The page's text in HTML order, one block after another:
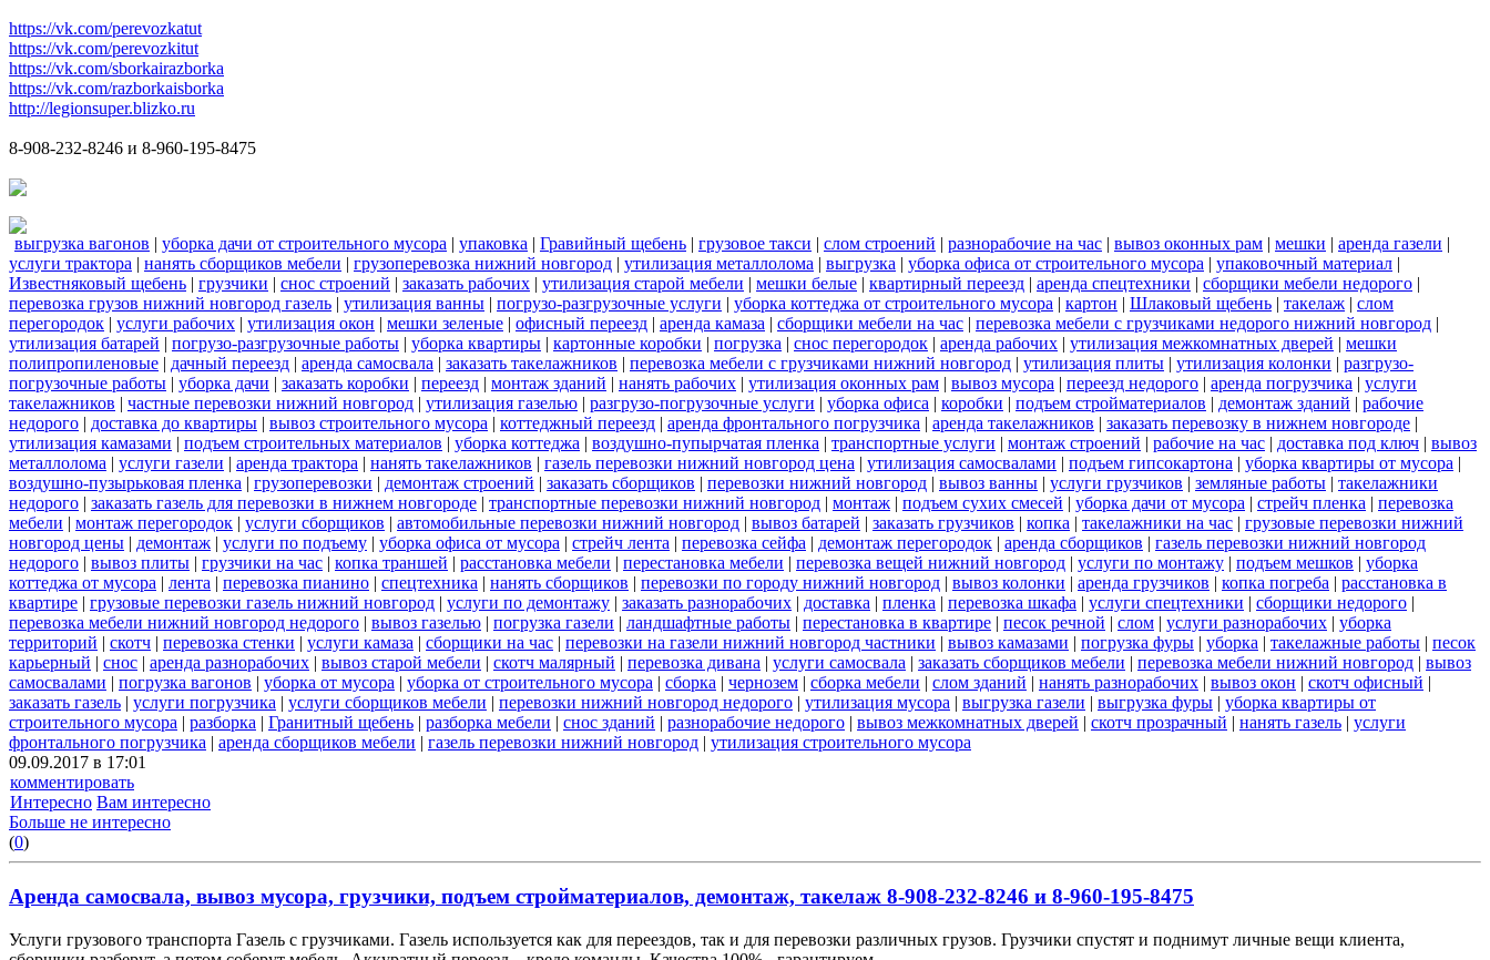
https://vk.com/perevozkatut
https://vk.com/perevozkitut
https://vk.com/sborkairazborka
https://vk.com/razborkaisborka
http://legionsuper.blizko.ru
8-908-232-8246 и 8-960-195-8475
выгрузка вагонов | уборка дачи от строительного мусора | упаковка | Гравийный щебень | грузовое такси | слом строений | разнорабочие на час | вывоз оконных рам | мешки | аренда газели |
услуги трактора | нанять сборщиков мебели | грузоперевозка нижний новгород | утилизация металлолома | выгрузка | уборка офиса от строительного мусора | упаковочный материал |
Известняковый щебень | грузчики | снос строений | заказать рабочих | утилизация старой мебели | мешки белые | квартирный переезд | аренда спецтехники | сборщики мебели недорого |
перевозка грузов нижний новгород газель | утилизация ванны | погрузо-разгрузочные услуги | уборка коттеджа от строительного мусора | картон | Шлаковый щебень | такелаж | слом
перегородок | услуги рабочих | утилизация окон | мешки зеленые | офисный переезд | аренда камаза | сборщики мебели на час | перевозка мебели с грузчиками недорого нижний новгород |
утилизация батарей | погрузо-разгрузочные работы | уборка квартиры | картонные коробки | погрузка | снос перегородок | аренда рабочих | утилизация межкомнатных дверей | мешки
полипропиленовые | дачный переезд | аренда самосвала | заказать такелажников | перевозка мебели с грузчиками нижний новгород | утилизация плиты | утилизация колонки | разгрузо-
погрузочные работы | уборка дачи | заказать коробки | переезд | монтаж зданий | нанять рабочих | утилизация оконных рам | вывоз мусора | переезд недорого | аренда погрузчика | услуги
такелажников | частные перевозки нижний новгород | утилизация газелью | разгрузо-погрузочные услуги | уборка офиса | коробки | подъем стройматериалов | демонтаж зданий | рабочие
недорого | доставка до квартиры | вывоз строительного мусора | коттеджный переезд | аренда фронтального погрузчика | аренда такелажников | заказать перевозку в нижнем новгороде |
утилизация камазами | подъем строительных материалов | уборка коттеджа | воздушно-пупырчатая пленка | транспортные услуги | монтаж строений | рабочие на час | доставка под ключ | вывоз
металлолома | услуги газели | аренда трактора | нанять такелажников | газель перевозки нижний новгород цена | утилизация самосвалами | подъем гипсокартона | уборка квартиры от мусора |
воздушно-пузырьковая пленка | грузоперевозки | демонтаж строений | заказать сборщиков | перевозки нижний новгород | вывоз ванны | услуги грузчиков | земляные работы | такелажники
недорого | заказать газель для перевозки в нижнем новгороде | транспортные перевозки нижний новгород | монтаж | подъем сухих смесей | уборка дачи от мусора | стрейч пленка | перевозка
мебели | монтаж перегородок | услуги сборщиков | автомобильные перевозки нижний новгород | вывоз батарей | заказать грузчиков | копка | такелажники на час | грузовые перевозки нижний
новгород цены | демонтаж | услуги по подъему | уборка офиса от мусора | стрейч лента | перевозка сейфа | демонтаж перегородок | аренда сборщиков | газель перевозки нижний новгород
недорого | вывоз плиты | грузчики на час | копка траншей | расстановка мебели | перестановка мебели | перевозка вещей нижний новгород | услуги по монтажу | подъем мешков | уборка
коттеджа от мусора | лента | перевозка пианино | спецтехника | нанять сборщиков | перевозки по городу нижний новгород | вывоз колонки | аренда грузчиков | копка погреба | расстановка в
квартире | грузовые перевозки газель нижний новгород | услуги по демонтажу | заказать разнорабочих | доставка | пленка | перевозка шкафа | услуги спецтехники | сборщики недорого |
перевозка мебели нижний новгород недорого | вывоз газелью | погрузка газели | ландшафтные работы | перестановка в квартире | песок речной | слом | услуги разнорабочих | уборка
территорий | скотч | перевозка стенки | услуги камаза | сборщики на час | перевозки на газели нижний новгород частники | вывоз камазами | погрузка фуры | уборка | такелажные работы | песок
карьерный | снос | аренда разнорабочих | вывоз старой мебели | скотч малярный | перевозка дивана | услуги самосвала | заказать сборщиков мебели | перевозка мебели нижний новгород | вывоз
самосвалами | погрузка вагонов | уборка от мусора | уборка от строительного мусора | сборка | чернозем | сборка мебели | слом зданий | нанять разнорабочих | вывоз окон | скотч офисный |
заказать газель | услуги погрузчика | услуги сборщиков мебели | перевозки нижний новгород недорого | утилизация мусора | выгрузка газели | выгрузка фуры | уборка квартиры от
строительного мусора | разборка | Гранитный щебень | разборка мебели | снос зданий | разнорабочие недорого | вывоз межкомнатных дверей | скотч прозрачный | нанять газель | услуги
фронтального погрузчика | аренда сборщиков мебели | газель перевозки нижний новгород | утилизация строительного мусора
09.09.2017 в 17:01
комментировать
Интересно Вам интересно
Больше не интересно
(0)
Аренда самосвала, вывоз мусора, грузчики, подъем стройматериалов, демонтаж, такелаж 8-908-232-8246 и 8-960-195-8475
Услуги грузового транспорта Газель с грузчиками. Газель используется как для переездов, так и для перевозки различных грузов. Грузчики спустят и поднимут личные вещи клиента,